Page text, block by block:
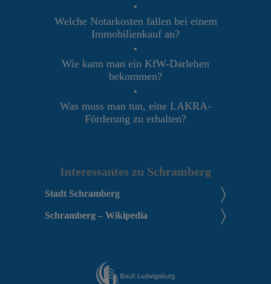
•
Welche Notarkosten fallen bei einem
Immobilienkauf an?
•
Wie kann man ein KfW-Darlehen
bekommen?
•
Was muss man tun, eine LAKRA-
Förderung zu erhalten?
Interessantes zu Schramberg
Stadt Schramberg
Schramberg – Wikipedia